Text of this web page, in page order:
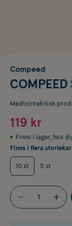
Compeed
Medicinteknisk
119 kr
Finns i lager, hos
Finns i flera storlekar
10 st 5 st